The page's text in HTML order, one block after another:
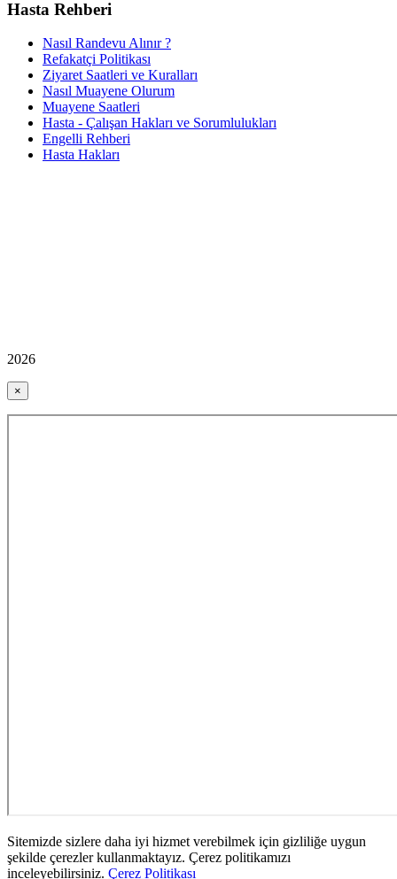
Hasta Rehberi
Nasıl Randevu Alınır ?
Refakatçi Politikası
Ziyaret Saatleri ve Kuralları
Nasıl Muayene Olurum
Muayene Saatleri
Hasta - Çalışan Hakları ve Sorumlulukları
Engelli Rehberi
Hasta Hakları
2026
×
Sitemizde sizlere daha iyi hizmet verebilmek için gizliliğe uygun
şekilde çerezler kullanmaktayız. Çerez politikamızı
inceleyebilirsiniz. Çerez Politikası